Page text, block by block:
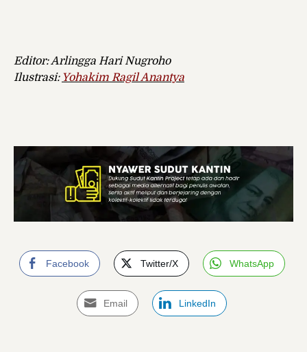
Editor: Arlingga Hari Nugroho
Ilustrasi: Yohakim Ragil Anantya
Facebook Twitter/X WhatsApp
Email LinkedIn